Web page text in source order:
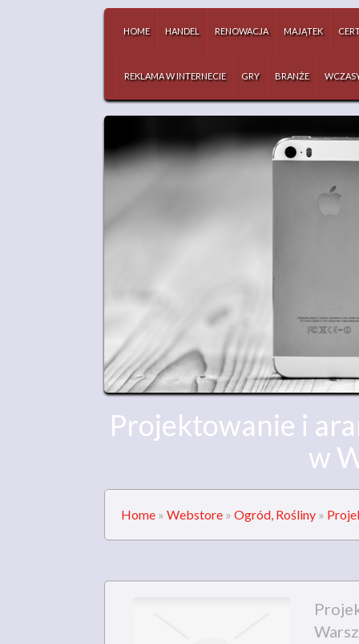
HOME HANDEL RENOWACJA MAJĄTEK
REKLAMA W INTERNECIE GRY BRANŻE
Projektowanie i
w
Home » Webstore » Ogród, Rośliny »